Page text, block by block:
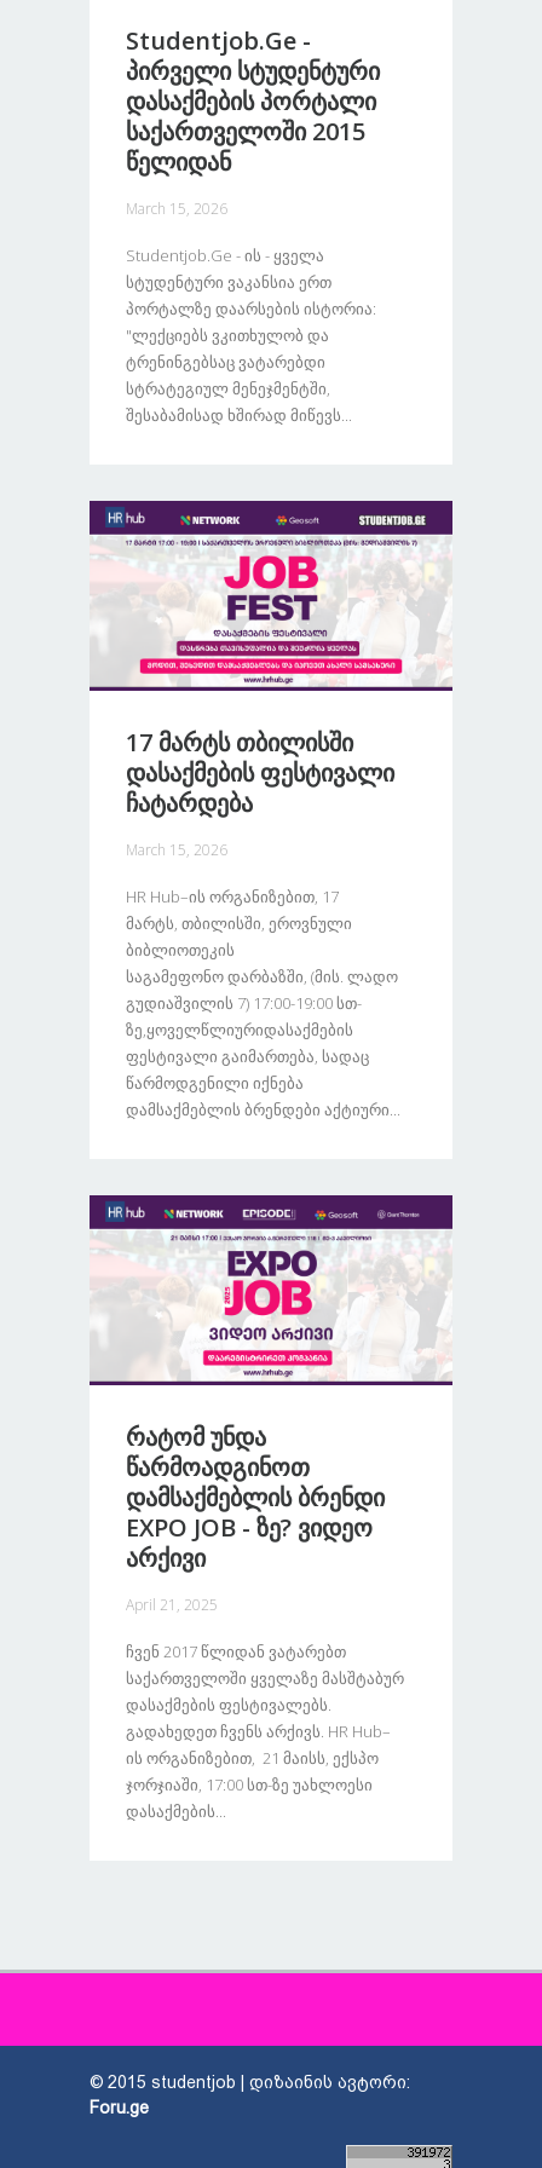
Studentjob.ge -
Პირველი Სტუდენტური
Დასაქმების Პორტალი
Საქართველოში 2015
Წელიდან
March 15, 2026
Studentjob.ge - Ის - Ყველა
Სტუდენტური Ვაკანსია Ერთ
Პორტალზე Დაარსების Ისტორია:
"ლექციებს Ვკითხულობ Და
Ტრენინგებსაც Ვატარებდი
Სტრატეგიულ Მენეჯმენტში,
Შესაბამისად Ხშირად Მიწევს...
17 Მარტს Თბილისში
Დასაქმების Ფესტივალი
Ჩატარდება
March 15, 2026
HR Hub–Ის Ორგანიზებით, 17
Მარტს, Თბილისში, Ეროვნული
Ბიბლიოთეკის
Საგამეფონო Დარბაზში, (მის. Ლადო
Გუდიაშვილის 7) 17:00-19:00 Სთ-
Ზე,ყოველწლიურიდასაქმების
Ფესტივალი Გაიმართება, Სადაც
Წარმოდგენილი Იქნება
Დამსაქმებლის Ბრენდები Აქტიური...
Რატომ Უნდა
Წარმოადგინოთ
Დამსაქმებლის Ბრენდი
EXPO JOB - Ზე? Ვიდეო
Არქივი
April 21, 2025
Ჩვენ 2017 Წლიდან Ვატარებთ
Საქართველოში Ყველაზე Მასშტაბურ
Დასაქმების Ფესტივალებს.
Გადახედეთ Ჩვენს Არქივს. HR Hub–
Ის Ორგანიზებით, 21 Მაისს, Ექსპო
Ჯორჯიაში, 17:00 Სთ-Ზე Უახლოესი
Დასაქმების...
© 2015 studentjob | დიზაინის ავტორი:
Foru.ge